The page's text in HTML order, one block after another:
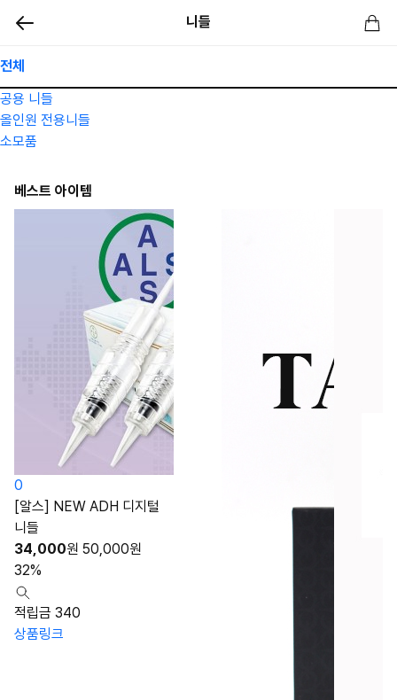
니들
전체
공용 니들
올인원 전용니들
소모품
베스트 아이템
0
[알스] NEW ADH 디지털
니들
34,000원 50,000원
32%
적립금 340
상품링크